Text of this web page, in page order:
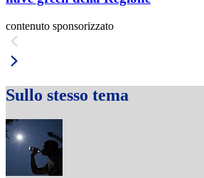
contenuto sponsorizzato
Sullo stesso tema